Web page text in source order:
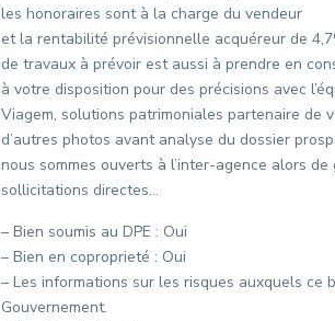
les honoraires sont à la charge du vendeur
et la rentabilité prévisionnelle acquéreur de
de travaux à prévoir est aussi à prendre en
à votre disposition pour des précisions avec
Viagem, solutions patrimoniales partenaire de
d’autres photos avant analyse du dossier
nous sommes ouverts à l’inter-agence alors
sollicitations directes…
– Bien soumis au DPE : Oui
– Bien en coproprieté : Oui
– Les informations sur les risques auxquels ce
Gouvernement.